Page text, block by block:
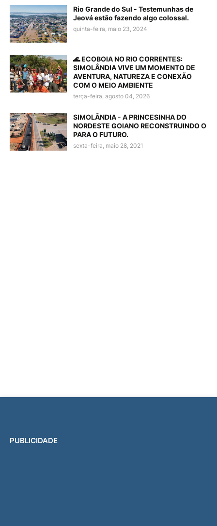
Rio Grande do Sul - Testemunhas de
Jeová estão fazendo algo colossal.
quinta-feira, maio 23, 2024
🌊 ECOBOIA NO RIO CORRENTES:
SIMOLÂNDIA VIVE UM MOMENTO DE
AVENTURA, NATUREZA E CONEXÃO
COM O MEIO AMBIENTE
terça-feira, agosto 04, 2026
SIMOLÂNDIA - A PRINCESINHA DO
NORDESTE GOIANO RECONSTRUINDO O
PARA O FUTURO.
sexta-feira, maio 28, 2021
PUBLICIDADE